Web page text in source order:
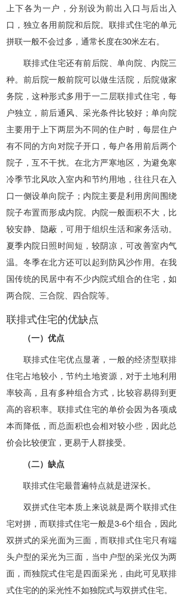
上下各为一户，分别设为前出入口与后出入
口，独立各用前院和后院。联排式住宅的单元
拼联一般不会过多，通常长度在30米左右。
联排式住宅还有前后院、单向院、内院三
种。前后院一般前院可以做生活院，后院做家
务院，这种形式多用于一二层联排式住宅，每
户独立，前后通风、采光条件比较好；单向院
主要用于上下两层为不同的住户时，每层住户
有不同的方向对院子开口，每户各用前后两个
院子，互不干扰。在北方严寒地区，为避免寒
冷季节北风吹入室内和节约用地，往往只在入
口一侧设单向院子；内院主要是利用房间围绕
院子布置而形成内院。内院一般面积不大，比
较安静、隐蔽，可用于组织生活和家务活动。
夏季内院日照时间短，较阴凉，可改善室内气
温。冬季在北方还可以起到防风沙作用。在我
国传统的民居中有不少内院式组合的住宅 ，如
两合院、三合院、四合院等。
联排式住宅的优缺点
（一）优点
联排式住宅优点显著，一般的经济型联排
住宅占地较小，节约土地资源 ，对于土地利用
率较高，且有多种组合方式，比较容易得到更
高的容积率。联排式住宅的单价会因为各项成
本而降低，而总面积也会相对较小些，因此总
价会比较便宜，更易于人群接受。
（二）缺点
联排式住宅最普遍特点就是进深长。
双拼式住宅本质上来说就是两个联排式住
宅对拼，而联排式住宅一般是3-6个组合，因此
双拼式的采光面为三面，而联排式住宅只有端
头户型的采光为三面，当中户型的采光仅为两
面，而独院式住宅是四面采光，由此可见联排
式住宅的的采光性不如独院式与双拼式住宅。